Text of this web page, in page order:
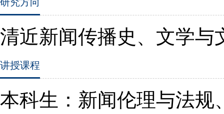
研究方向
清近新闻传播史、文学与
讲授课程
本科生：新闻伦理与法规